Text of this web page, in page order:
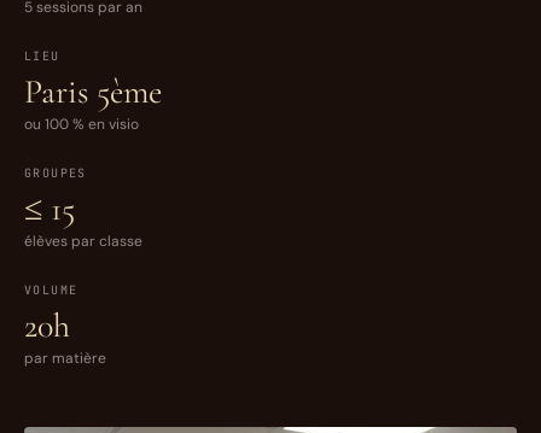
5 sessions par an
LIEU
Paris 5ème
ou 100 % en visio
GROUPES
≤ 15
élèves par classe
VOLUME
20h
par matière